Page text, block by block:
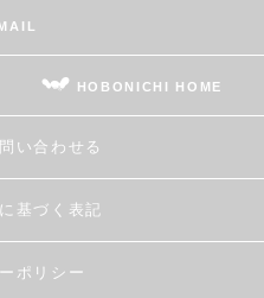
HOBONICHI HOME
い合わせる
基づく表記
ポリシー